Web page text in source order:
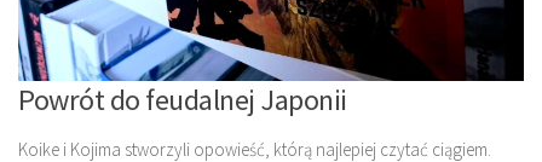
Powrót do feudalnej Japonii
Koike i Kojima stworzyli opowieść, którą najlepiej czytać ciągiem.